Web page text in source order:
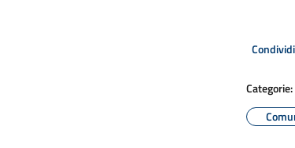
Condividi
Categorie: